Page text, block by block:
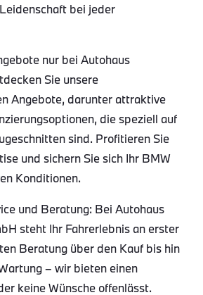
bei jeder
nur bei Autohaus
Sie unsere
Angebote, darunter attraktive
die speziell auf
sind. Profitieren Sie
und sichern Sie sich Ihr BMW
Konditionen.
und Beratung: Bei Autohaus
steht Ihr Fahrerlebnis an erster
Beratung über den Kauf bis hin
– wir bieten einen
keine Wünsche offenlässt.